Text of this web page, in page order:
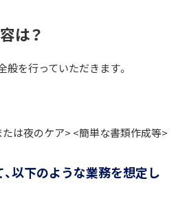
は？
を行っていただきます。
たは夜のケア> <簡単な書類作成等>
以下のような業務を想定し